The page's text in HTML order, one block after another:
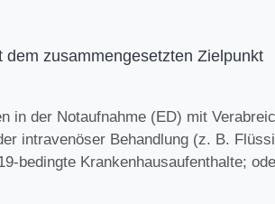
dem zusammengesetzten Zielpunkt
in der Notaufnahme (ED) mit
intravenöser Behandlung (z. B.
bedingte Krankenhausaufenthalte;